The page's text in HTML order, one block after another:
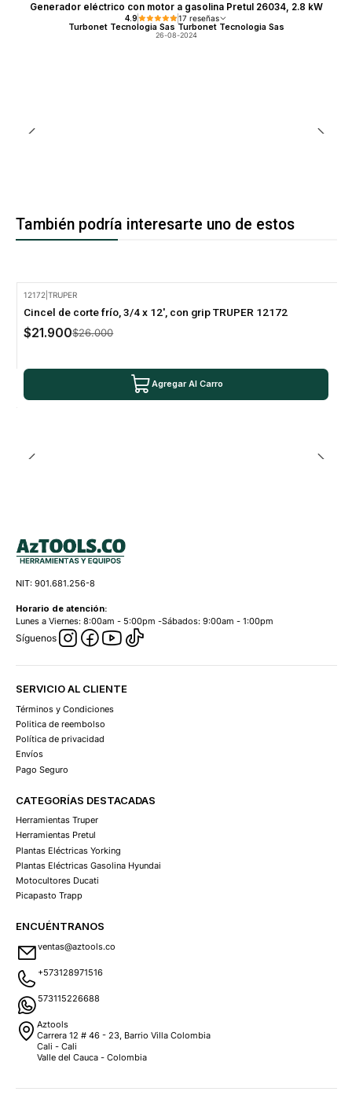
Generador eléctrico con motor a gasolina Pretul 26034, 2.8 kW
4.9 17 reseñas
Turbonet Tecnologia Sas Turbonet Tecnologia Sas
26-08-2024
También podría interesarte uno de estos
12172 |TRUPER
Cincel de corte frío, 3/4 x 12', con grip TRUPER 12172
$21.900$26.000
Agregar Al Carro
NIT: 901.681.256-8
Horario de atención:
Lunes a Viernes: 8:00am - 5:00pm -Sábados: 9:00am - 1:00pm
Síguenos
SERVICIO AL CLIENTE
Términos y Condiciones
Politica de reembolso
Política de privacidad
Envíos
Pago Seguro
CATEGORÍAS DESTACADAS
Herramientas Truper
Herramientas Pretul
Plantas Eléctricas Yorking
Plantas Eléctricas Gasolina Hyundai
Motocultores Ducati
Picapasto Trapp
ENCUÉNTRANOS
ventas@aztools.co
+573128971516
573115226688
Aztools
Carrera 12 # 46 - 23, Barrio Villa Colombia
Cali - Cali
Valle del Cauca - Colombia